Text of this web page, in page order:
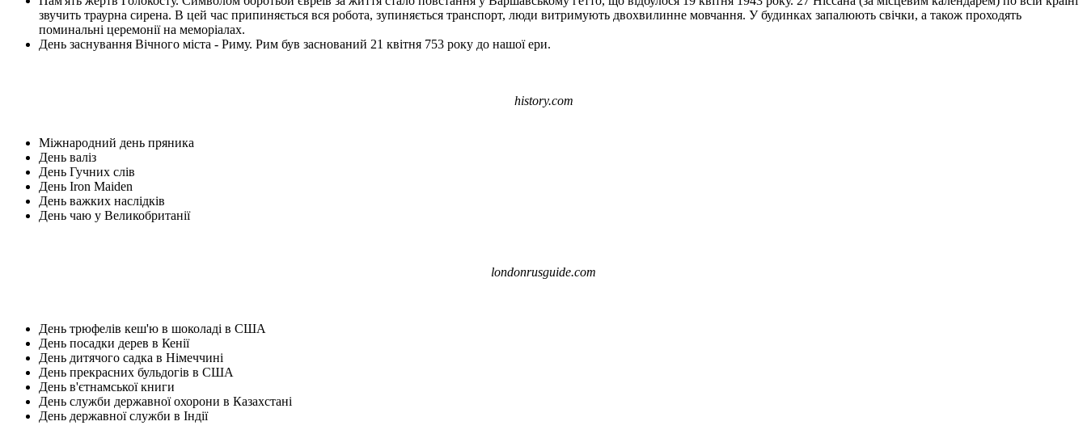
звучить траурна сирена. В цей час припиняється вся робота, зупиняється транспорт, люди витримують двохвилинне мовчання. У будинках запалюють свічки, а також проходять
поминальні церемонії на меморіалах.
День заснування Вічного міста - Риму. Рим був заснований 21 квітня 753 року до нашої ери.
history.com
Міжнародний день пряника
День валіз
День Гучних слів
День Iron Maiden
День важких наслідків
День чаю у Великобританії
londonrusguide.com
День трюфелів кеш'ю в шоколаді в США
День посадки дерев в Кенії
День дитячого садка в Німеччині
День прекрасних бульдогів в США
День в'єтнамської книги
День служби державної охорони в Казахстані
День державної служби в Індії